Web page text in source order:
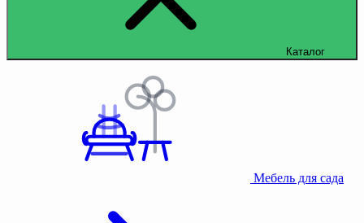
Каталог
Мебель для сада